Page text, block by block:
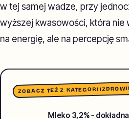
w tej samej wadze, przy
wyższej kwasowości, która nie
na energię, ale na percepcję
ZOBACZ TEŻ Z KATEGORII
Mleko 3,2% -